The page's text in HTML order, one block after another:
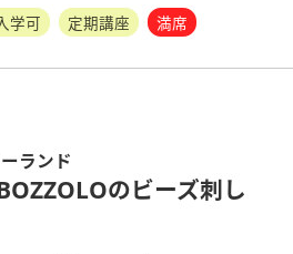
学可 定期講座 満席
ランド
のビーズ刺し